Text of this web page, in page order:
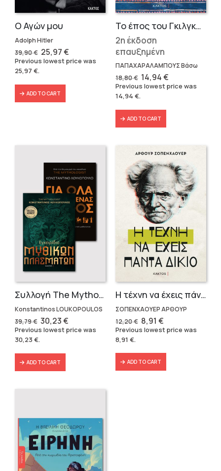
Ο Αγών μου
Adolph Hitler
39,90€ Original
price
was:
25,97€Current
price
is:
Previous lowest price was
25,97 €.
ADD TO CART
Το έπος του Γκιλγκαμές
2η έκδοση
επαυξημένη
ΠΑΠΑΧΑΡΑΛΑΜΠΟΥΣ Βάσω
18,80€ Original
price
was:
18,80 €.
14,94€Current
price
is:
Previous lowest price was
14,94 €.
ADD TO CART
Συλλογή The Mythologist (2 βιβλία)
Konstantinos LOUKOPOULOS
39,79€ Original
price
was:
39,79 €.
30,23€Current
price
is:
Previous lowest price was
30,23€.
ADD TO CART
Η τέχνη να έχεις πάντα δίκαιο
ΣΟΠΕΝΧΑΟΥΕΡ ΑΡΘΟΥΡ
12,20€ Original
price
was:
8,91 €Current
price
is:
Previous lowest price was
8,91 €.
ADD TO CART